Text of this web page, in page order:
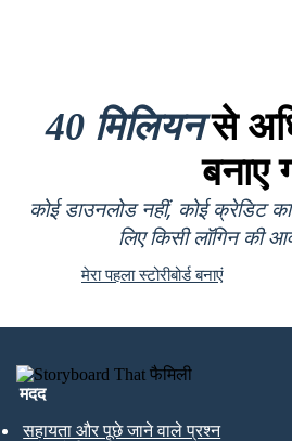
40 मिलियनसे
बनाए
कोई डाउनलोड नहीं, कोई क्रेडिट
लिए किसी लॉगिन की
मेरा पहला स्टोरीबोर्ड बनाएं
मदद
सहायता और पूछे जाने वाले प्रश्न